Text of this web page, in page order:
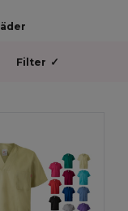
Filter ✓